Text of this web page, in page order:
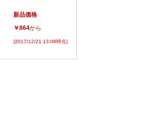
新品価格
￥864から
(2017/12/21 13:06時点)